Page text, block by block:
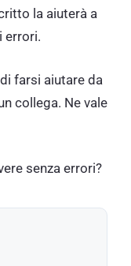
la aiuterà a
errori.
farsi aiutare da
collega. Ne vale
senza errori?